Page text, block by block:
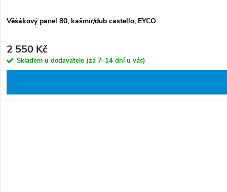
Věšákový panel 80, kašmír/dub castello, EYCO
2 550 Kč
Skladem u dodavatele (za 7-14 dní u vás)